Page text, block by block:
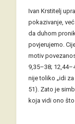
Ivan Krstitelj
pokazivanje,
da duhom
povjerujemo.
motiv
9,35–38;
nije toliko „idi
51). Zato je
koja vidi ono što